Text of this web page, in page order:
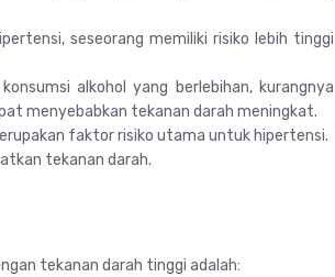
seseorang memiliki risiko lebih tinggi
alkohol yang berlebihan, kurangnya
menyebabkan tekanan darah meningkat.
faktor risiko utama untuk hipertensi.
tekanan darah.
tekanan darah tinggi adalah: